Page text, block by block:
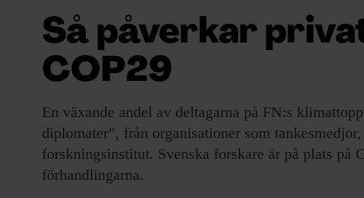
LYSSNA/PODD
EVENEMANG & RESOR
SHOP
KONTAKTA F&F
SKRIV I F&F
Så påverkar
COP29
En växande andel av deltagarna på FN:s
diplomater”, från organisationer som
forskningsinstitut. Svenska forskare är på plats på
förhandlingarna.